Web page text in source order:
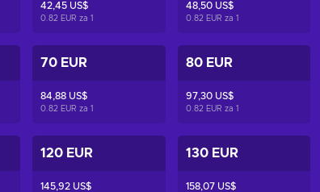
42,45 US$
0.82 EUR za 1
48,50 US$
0.82 EUR za 1
70 EUR
84,88 US$
0.82 EUR za 1
80 EUR
97,30 US$
0.82 EUR za 1
120 EUR
145,92 US$
130 EUR
158,07 US$